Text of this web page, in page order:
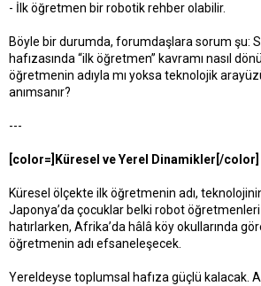
- İlk öğretmen bir robotik rehber olabilir.
Böyle bir durumda, forumdaşlara sorum şu:
hafızasında “ilk öğretmen” kavramı nasıl
öğretmenin adıyla mı yoksa teknolojik
anımsanır?
---
[color=]Küresel ve Yerel Dinamikler[/color]
Küresel ölçekte ilk öğretmenin adı,
Japonya’da çocuklar belki robot
hatırlarken, Afrika’da hâlâ köy okullarında
öğretmenin adı efsaneleşecek.
Yereldeyse toplumsal hafıza güçlü kalacak.